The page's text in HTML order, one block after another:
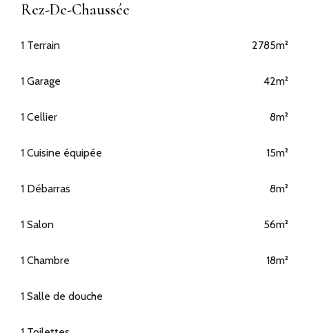
Rez-De-Chaussée
1 Terrain 2785m²
1 Garage 42m²
1 Cellier 8m²
1 Cuisine équipée 15m²
1 Débarras 8m²
1 Salon 56m²
1 Chambre 18m²
1 Salle de douche